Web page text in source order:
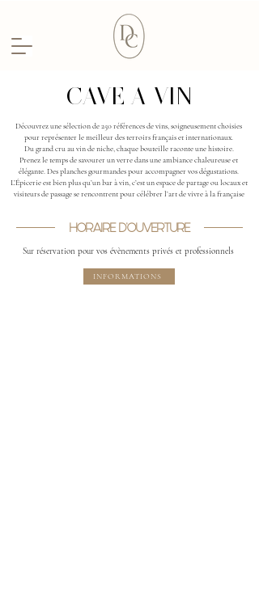
CAVE A VIN
Découvrez une sélection de 250 références de vins, soigneusement choisies
pour représenter le meilleur des terroirs français et internationaux.
Du grand cru au vin de niche, chaque bouteille raconte une histoire.
Prenez le temps de savourer un verre dans une ambiance chaleureuse et
élégante. Des planches gourmandes pour accompagner vos dégustations.
L’Épicerie est bien plus qu’un bar à vin, c’est un espace de partage ou locaux et
visiteurs de passage se rencontrent pour célébrer l’art de vivre à la française
HORAIRE D'OUVERTURE
Sur réservation pour vos évènements privés et professionnels
INFORMATIONS